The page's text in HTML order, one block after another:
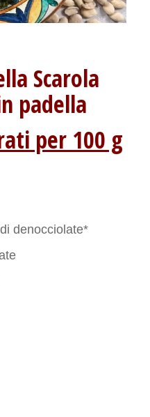
Scarola
padella
per 100 g
denocciolate*